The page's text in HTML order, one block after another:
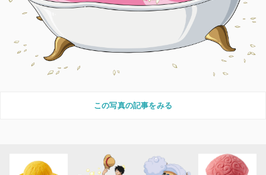
この写真の記事をみる